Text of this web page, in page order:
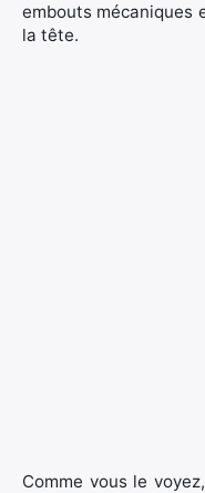
embouts mécaniques
la tête.
Comme vous le